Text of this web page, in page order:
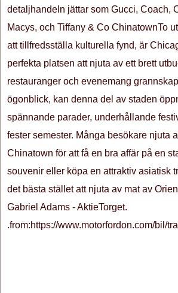
detaljhandeln jättar som Gucci, Coach,
Macys, och Tiffany & Co ChinatownTo
att tillfredsställa kulturella fynd, är
perfekta platsen att njuta av ett brett
restauranger och evenemang
ögonblick, kan denna del av staden
spännande parader, underhållande
fester semester. Många besökare njuta
Chinatown för att få en bra affär på en
souvenir eller köpa en attraktiv asiatisk
det bästa stället att njuta av mat av
Gabriel Adams - AktieTorget.
.from:https://www.motorfordon.com/bil/